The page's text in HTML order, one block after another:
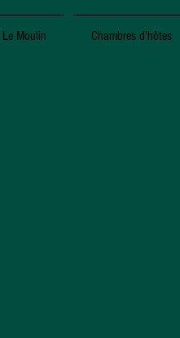
Le Moulin Chambres d'hôtes